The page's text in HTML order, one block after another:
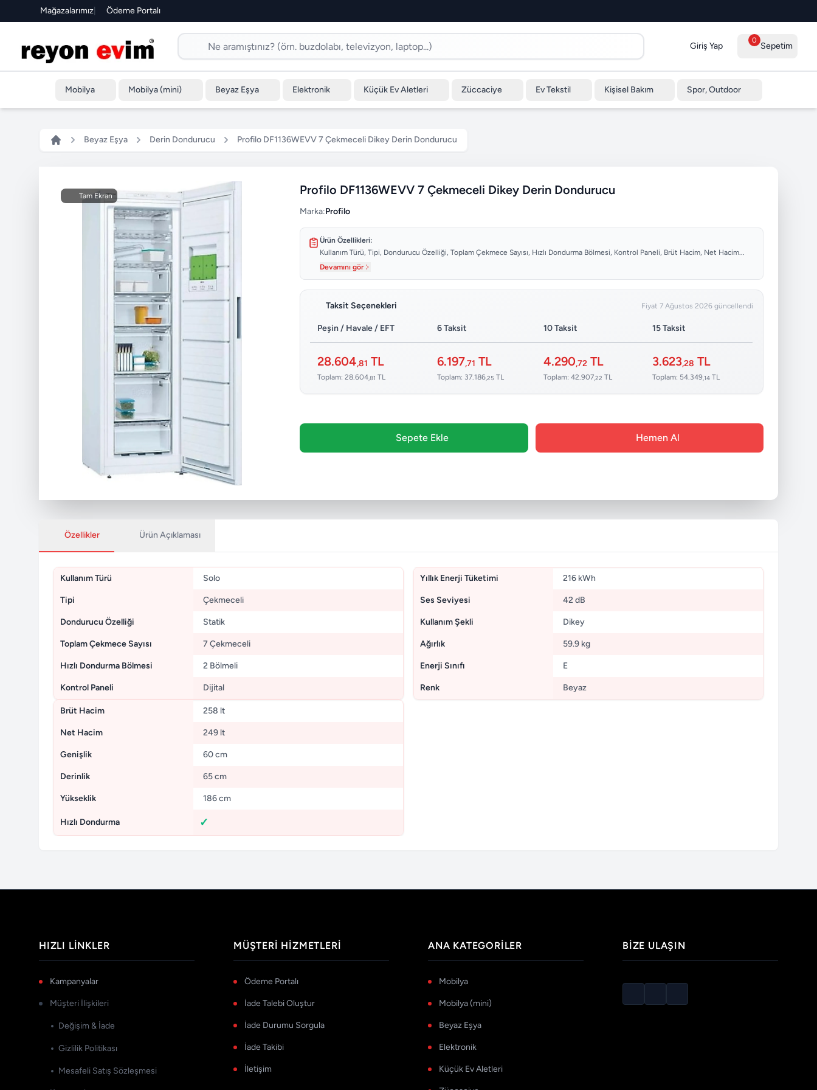
Mağazalarımız| Ödeme Portalı
Giriş Yap
0
Sepetim
Mobilya Mobilya (mini) Beyaz Eşya Elektronik Küçük Ev Aletleri Züccaciye Ev Tekstil Kişisel Bakım Spor, Outdoor
Beyaz Eşya Derin Dondurucu Profilo DF1136WEVV 7 Çekmeceli Dikey Derin Dondurucu
Tam Ekran Profilo DF1136WEVV 7 Çekmeceli Dikey Derin Dondurucu
Marka:Profilo
Ürün Özellikleri:
Kullanım Türü, Tipi, Dondurucu Özelliği, Toplam Çekmece Sayısı, Hızlı Dondurma Bölmesi, Kontrol Paneli, Brüt Hacim, Net Hacim...
Devamını gör
Taksit Seçenekleri Fiyat 7 Ağustos 2026 güncellendi
Peşin / Havale / EFT 6 Taksit 10 Taksit 15 Taksit
28.604,81 TL
Toplam: 28.604,81 TL
6.197,71 TL
Toplam: 37.186,25 TL
4.290,72 TL
Toplam: 42.907,22 TL
3.623,28 TL
Toplam: 54.349,14 TL
Sepete Ekle Hemen Al
Özellikler Ürün Açıklaması
Kullanım Türü Solo
Tipi Çekmeceli
Dondurucu Özelliği Statik
Toplam Çekmece Sayısı 7 Çekmeceli
Hızlı Dondurma Bölmesi 2 Bölmeli
Kontrol Paneli Dijital
Brüt Hacim 258 lt
Net Hacim 249 lt
Genişlik 60 cm
Derinlik 65 cm
Yükseklik 186 cm
Hızlı Dondurma
Yıllık Enerji Tüketimi 216 kWh
Ses Seviyesi 42 dB
Kullanım Şekli Dikey
Ağırlık 59.9 kg
Enerji Sınıfı E
Renk Beyaz
HIZLI LINKLER
Kampanyalar
Müşteri İlişkileri
Değişim & İade
Gizlilik Politikası
Mesafeli Satış Sözleşmesi
MÜŞTERI HIZMETLERI
Ödeme Portalı
İade Talebi Oluştur
İade Durumu Sorgula
İade Takibi
İletişim
ANA KATEGORILER
Mobilya
Mobilya (mini)
Beyaz Eşya
Elektronik
Küçük Ev Aletleri
BIZE ULAŞIN